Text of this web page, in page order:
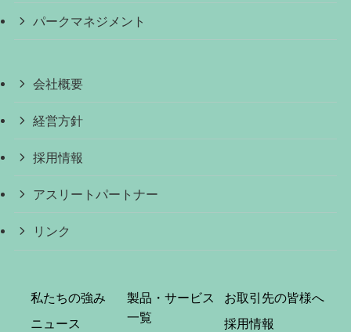
パークマネジメント
会社概要
経営方針
採用情報
アスリートパートナー
リンク
私たちの強み
ニュース
製品・サービス
一覧
お取引先の皆様へ
採用情報